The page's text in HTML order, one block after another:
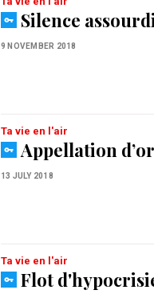
Silence
9 NOVEMBER 2018
Ta vie en l'air
Appellation
13 JULY 2018
Ta vie en l'air
Flot